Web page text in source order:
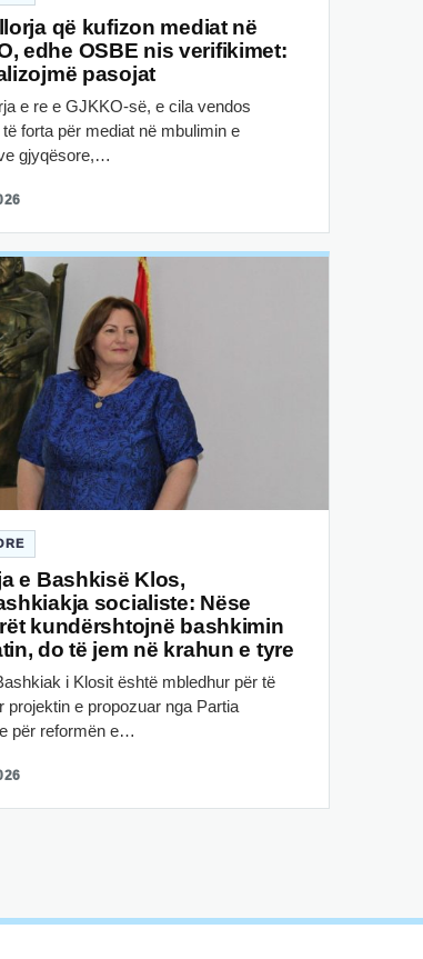
që kufizon mediat në
edhe OSBE nis verifikimet:
pasojat
e re e GJKKO-së, e cila vendos
forta për mediat në mbulimin e
gjyqësore,…
e Bashkisë Klos,
socialiste: Nëse
kundërshtojnë bashkimin
do të jem në krahun e tyre
i Klosit është mbledhur për të
projektin e propozuar nga Partia
për reformën e…